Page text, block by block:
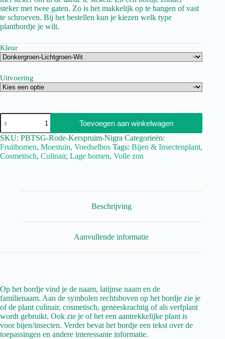
steker met twee gaten. Zo is het makkelijk op te hangen of vast
te schroeven. Bij het bestellen kun je kiezen welk type
plantbordje je wilt.
Kleur
Uitvoering
Toevoegen aan winkelwagen
SKU: PBTSG-Rode-Kerspruim-Nigra Categorieën:
Fruitbomen, Moestuin, Voedselbos Tags: Bijen & Insectenplant,
Cosmetisch, Culinair, Lage bomen, Volle zon
Beschrijving
Aanvullende informatie
Op het bordje vind je de naam, latijnse naam en de
familienaam. Aan de symbolen rechtsboven op het bordje zie je
of de plant culinair, cosmetisch, geneeskrachtig of als verfplant
wordt gebruikt. Ook zie je of het een aantrekkelijke plant is
voor bijen/insecten. Verder bevat het bordje een tekst over de
toepassingen en andere interessante informatie.